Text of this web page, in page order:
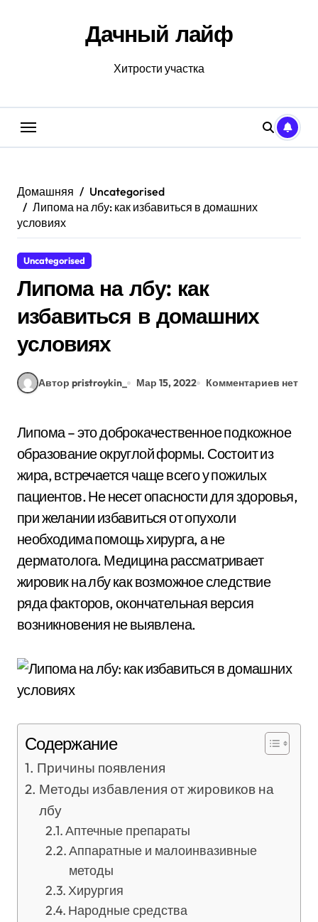
Дачный лайф
Хитрости участка
Домашняя
Uncategorised
Липома на лбу: как избавиться в домашних
условиях
Uncategorised
Липома на лбу: как
избавиться в домашних
условиях
Автор pristroykin_ Мар 15, 2022 Комментариев нет
Липома – это доброкачественное подкожное
образование округлой формы. Состоит из
жира, встречается чаще всего у пожилых
пациентов. Не несет опасности для здоровья,
при желании избавиться от опухоли
необходима помощь хирурга, а не
дерматолога. Медицина рассматривает
жировик на лбу как возможное следствие
ряда факторов, окончательная версия
возникновения не выявлена.
Содержание
Причины появления
Методы избавления от жировиков на
лбу
Аптечные препараты
Аппаратные и малоинвазивные
методы
Хирургия
Народные средства